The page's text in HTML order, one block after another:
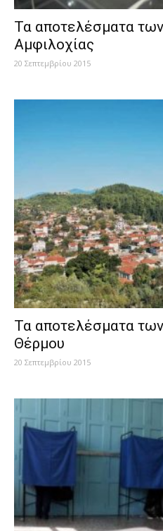
Τα αποτελέσματα
Αμφιλοχίας
20 Σεπτεμβρίου 2015
Τα αποτελέσματα
Θέρμου
20 Σεπτεμβρίου 2015